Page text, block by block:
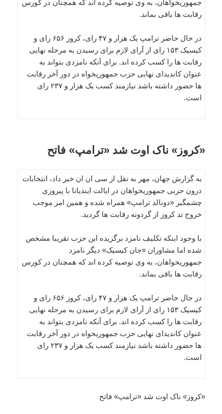
جمهوریخواهان، به وی توصیه کرده اند که همچنان در کورس
رقابت ها باقی بماند.
در حال حاضر ترامپ یک هزار و ۴۷ رای، کروز ۶۵۶ رای و
کیسیک ۱۵۳ رای از آرای لازم برای رسیدن به مرحله نهایی
رقابت ها را کسب کرده اند. برای آنکه نامزدی بتواند به
عنوان کاندیدای نهایی حزب جمهوریخواه در دور آخر رقابت
ها حضور داشته باشد نیازمند کسب یک هزار و ۲۳۷ رای
است.
«کروز» ناک اوت شد «ترامپ» فاتح
به گزارش جهان، مهر به نقل از سی ان ان خبر داد، انتخابات
درون حزبی جمهوریخواهان در ایالت ایندیانا با پیروزی
چشمگیر «دونالد ترامپ» همراه شده و همین امر موجب
خروج تد کروز از گردونه رقابت ها گردید.
با وجود اینکه تکلیف نامزد برگزیده این حزب تقریبا مشخص
شده اما مشاوران «جان کیسیک» دیگر نامزد
جمهوریخواهان، به وی توصیه کرده اند که همچنان در کورس
رقابت ها باقی بماند.
در حال حاضر ترامپ یک هزار و ۴۷ رای، کروز ۶۵۶ رای و
کیسیک ۱۵۳ رای از آرای لازم برای رسیدن به مرحله نهایی
رقابت ها را کسب کرده اند. برای آنکه نامزدی بتواند به
عنوان کاندیدای نهایی حزب جمهوریخواه در دور آخر رقابت
ها حضور داشته باشد نیازمند کسب یک هزار و ۲۳۷ رای
است.
«کروز» ناک اوت شد «ترامپ» فاتح